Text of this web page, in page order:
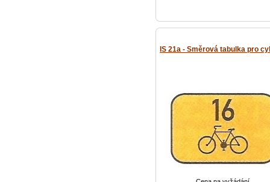
IS 21a - Směrová tabulka pro